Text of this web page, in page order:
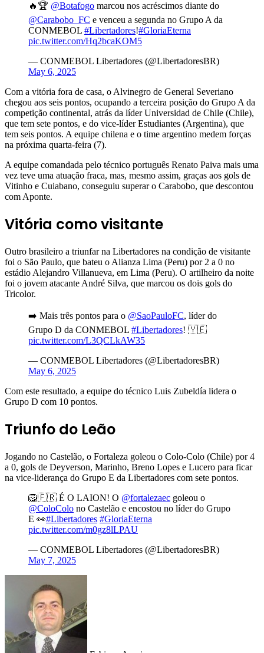
🔥🏆 @Botafogo marcou nos acréscimos diante do
@Carabobo_FC e venceu a segunda no Grupo A da
CONMEBOL #Libertadores!#GloriaEterna
pic.twitter.com/Hq2bcaKOM5
— CONMEBOL Libertadores (@LibertadoresBR)
May 6, 2025
Com a vitória fora de casa, o Alvinegro de General Severiano
chegou aos seis pontos, ocupando a terceira posição do Grupo A da
competição continental, atrás da líder Universidad de Chile (Chile),
que tem sete pontos, e do vice-líder Estudiantes (Argentina), que
tem seis pontos. A equipe chilena e o time argentino medem forças
na próxima quarta-feira (7).
A equipe comandada pelo técnico português Renato Paiva mais uma
vez teve uma atuação fraca, mas, mesmo assim, graças aos gols de
Vitinho e Cuiabano, conseguiu superar o Carabobo, que descontou
com Aponte.
Vitória como visitante
Outro brasileiro a triunfar na Libertadores na condição de visitante
foi o São Paulo, que bateu o Alianza Lima (Peru) por 2 a 0 no
estádio Alejandro Villanueva, em Lima (Peru). O artilheiro da noite
foi o jovem atacante André Silva, que marcou os dois gols do
Tricolor.
➡️ Mais três pontos para o @SaoPauloFC, líder do
Grupo D da CONMEBOL #Libertadores! 🇾🇪
pic.twitter.com/L3QCLkAW35
— CONMEBOL Libertadores (@LibertadoresBR)
May 6, 2025
Com este resultado, a equipe do técnico Luis Zubeldía lidera o
Grupo D com 10 pontos.
Triunfo do Leão
Jogando no Castelão, o Fortaleza goleou o Colo-Colo (Chile) por 4
a 0, gols de Deyverson, Marinho, Breno Lopes e Lucero para ficar
na vice-liderança do Grupo E da Libertadores com sete pontos.
🦁🇫🇷 É O LAION! O @fortalezaec goleou o
@ColoColo no Castelão e encostou no líder do Grupo
E 👀#Libertadores #GloriaEterna
pic.twitter.com/m0gz8lLPAU
— CONMEBOL Libertadores (@LibertadoresBR)
May 7, 2025